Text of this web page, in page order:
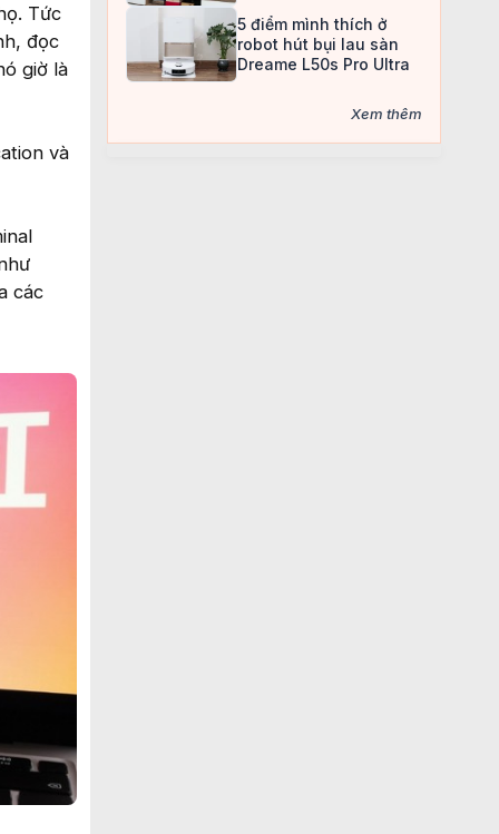
Tức
đọc
giờ là
và
các
5 điểm mình thích ở
robot hút bụi lau sàn
Dreame L50s Pro Ultra
Xem thêm